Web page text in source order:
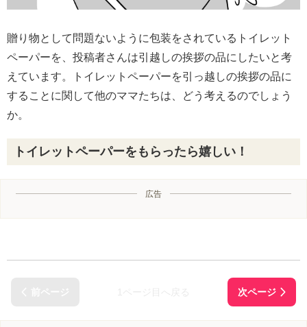
贈り物として問題ないように包装をされているトイレット
ペーパーを、投稿者さんは引越しの挨拶の品にしたいと考
えています。トイレットペーパーを引っ越しの挨拶の品に
することに関して他のママたちは、どう考えるのでしょう
か。
トイレットペーパーをもらったら嬉しい！
広告